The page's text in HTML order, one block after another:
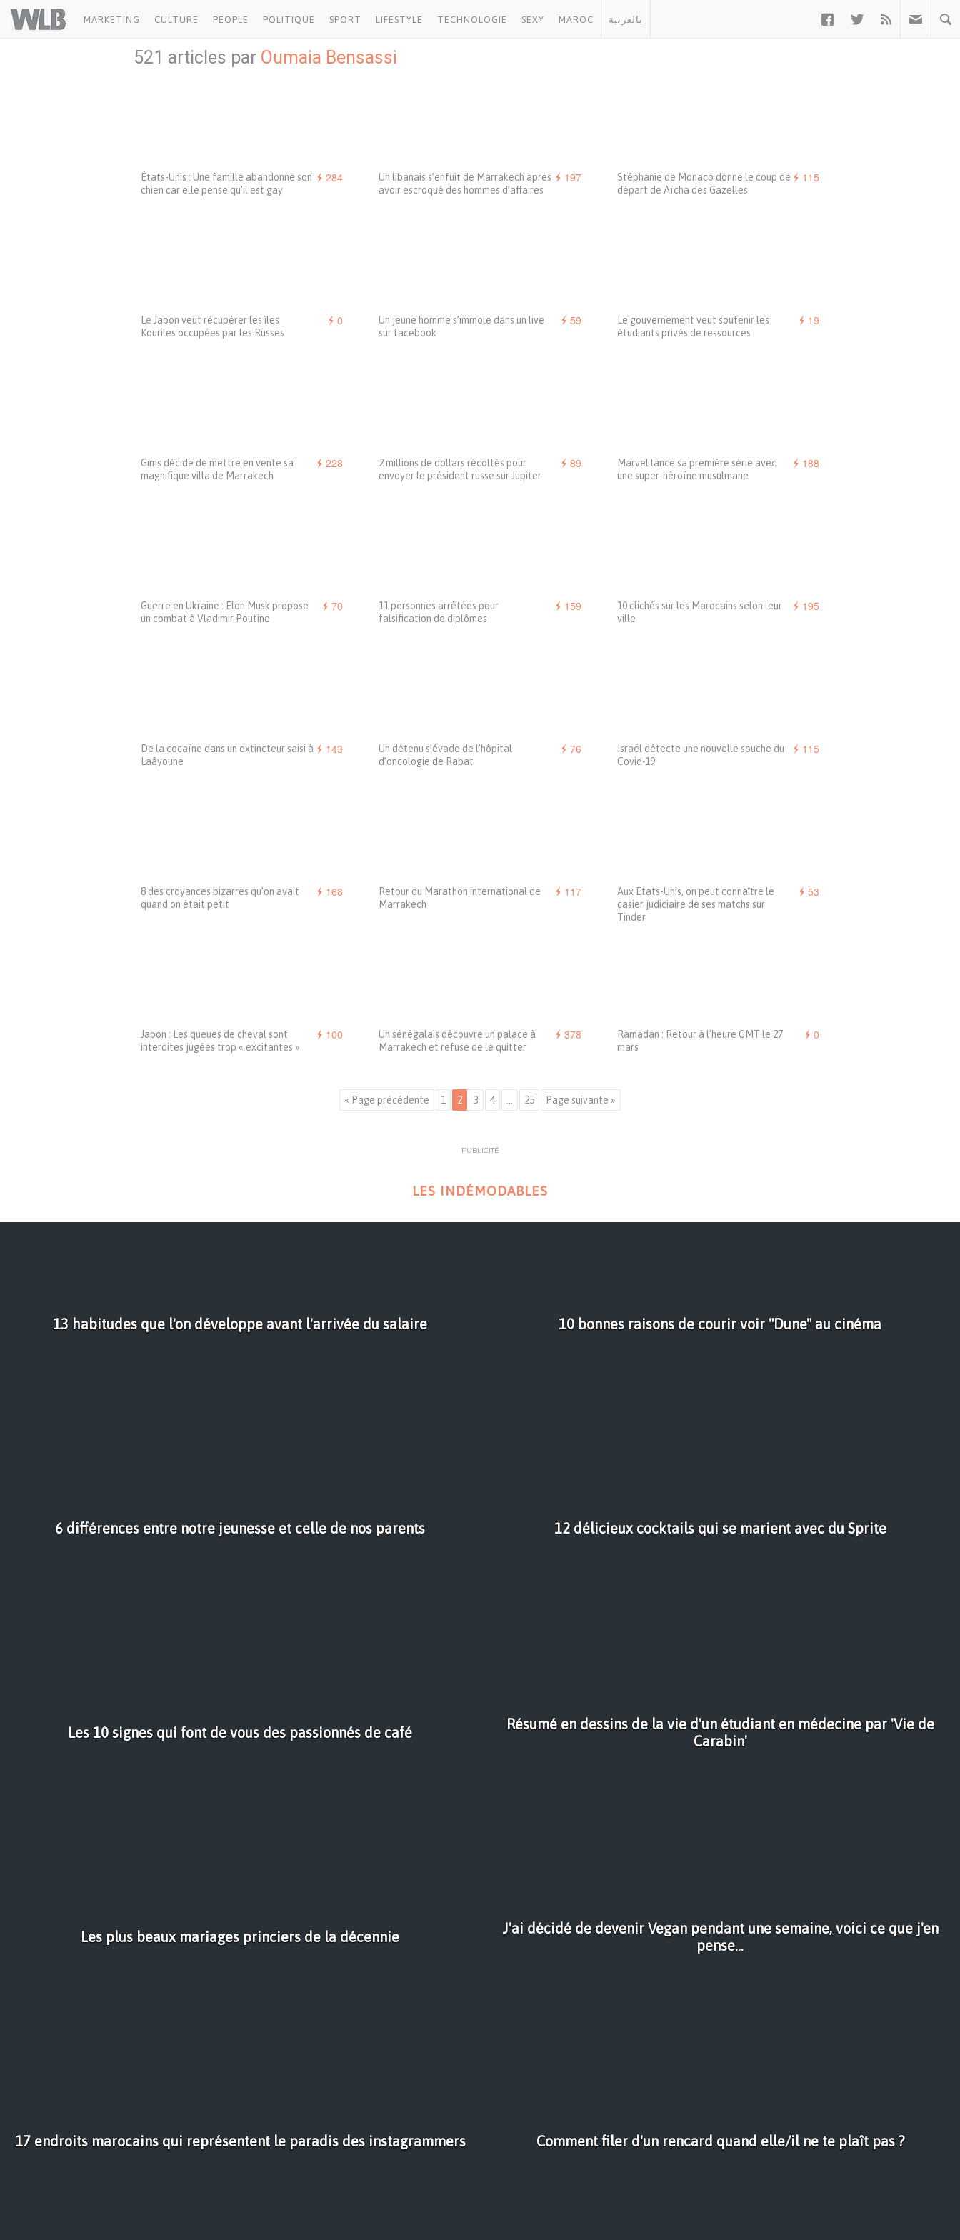
Welovebuzz
MARKETING CULTURE PEOPLE POLITIQUE SPORT LIFESTYLE TECHNOLOGIE SEXY MAROC بالعربية   
521 articles par Oumaia Bensassi
284
États-Unis : Une famille abandonne son
chien car elle pense qu’il est gay
197
Un libanais s’enfuit de Marrakech après
avoir escroqué des hommes d’affaires
115
Stéphanie de Monaco donne le coup de
départ de Aïcha des Gazelles
0
Le Japon veut récupérer les îles
Kouriles occupées par les Russes
59
Un jeune homme s’immole dans un live
sur facebook
19
Le gouvernement veut soutenir les
étudiants privés de ressources
228
Gims décide de mettre en vente sa
magnifique villa de Marrakech
89
2 millions de dollars récoltés pour
envoyer le président russe sur Jupiter
188
Marvel lance sa première série avec
une super-héroïne musulmane
70
Guerre en Ukraine : Elon Musk propose
un combat à Vladimir Poutine
159
11 personnes arrêtées pour
falsification de diplômes
195
10 clichés sur les Marocains selon leur
ville
143
De la cocaïne dans un extincteur saisi à
Laâyoune
76
Un détenu s’évade de l’hôpital
d’oncologie de Rabat
115
Israël détecte une nouvelle souche du
Covid-19
168
8 des croyances bizarres qu’on avait
quand on était petit
117
Retour du Marathon international de
Marrakech
53
Aux États-Unis, on peut connaître le
casier judiciaire de ses matchs sur
Tinder
100
Japon : Les queues de cheval sont
interdites jugées trop « excitantes »
378
Un sénégalais découvre un palace à
Marrakech et refuse de le quitter
0
Ramadan : Retour à l’heure GMT le 27
mars
« Page précédente 1 2 3 4 25 Page suivante »
PUBLICITÉ
LES INDÉMODABLES
13 habitudes que l'on développe avant l'arrivée du salaire 10 bonnes raisons de courir voir "Dune" au cinéma
6 différences entre notre jeunesse et celle de nos parents 12 délicieux cocktails qui se marient avec du Sprite
Les 10 signes qui font de vous des passionnés de café
Résumé en dessins de la vie d'un étudiant en médecine par 'Vie de
Carabin'
Les plus beaux mariages princiers de la décennie
J'ai décidé de devenir Vegan pendant une semaine, voici ce que j'en
pense...
17 endroits marocains qui représentent le paradis des instagrammers Comment filer d'un rencard quand elle/il ne te plaît pas ?